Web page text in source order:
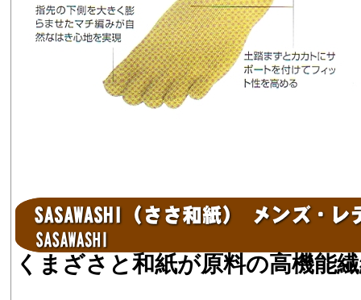
くまざさと和紙が原料の高機能